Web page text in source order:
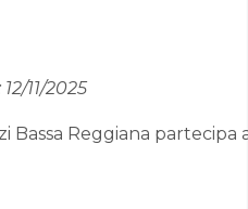
11/2025
Bassa Reggiana